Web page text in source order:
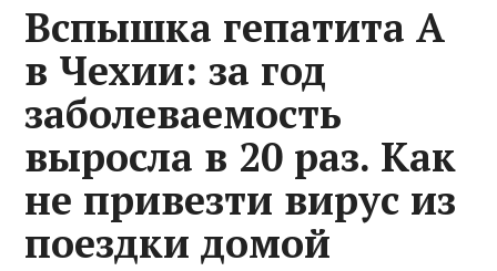
Вспышка гепатита А
в Чехии: за год
заболеваемость
выросла в 20 раз. Как
не привезти вирус из
поездки домой